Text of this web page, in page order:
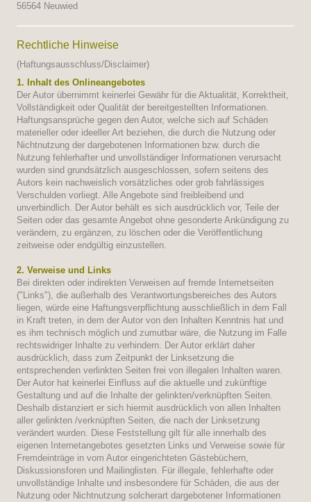
56564 Neuwied
Rechtliche Hinweise
(Haftungsausschluss/Disclaimer)
1. Inhalt des Onlineangebotes
Der Autor übernimmt keinerlei Gewähr für die Aktualität, Korrektheit,
Vollständigkeit oder Qualität der bereitgestellten Informationen.
Haftungsansprüche gegen den Autor, welche sich auf Schäden
materieller oder ideeller Art beziehen, die durch die Nutzung oder
Nichtnutzung der dargebotenen Informationen bzw. durch die
Nutzung fehlerhafter und unvollständiger Informationen verursacht
wurden sind grundsätzlich ausgeschlossen, sofern seitens des
Autors kein nachweislich vorsätzliches oder grob fahrlässiges
Verschulden vorliegt. Alle Angebote sind freibleibend und
unverbindlich. Der Autor behält es sich ausdrücklich vor, Teile der
Seiten oder das gesamte Angebot ohne gesonderte Ankündigung zu
verändern, zu ergänzen, zu löschen oder die Veröffentlichung
zeitweise oder endgültig einzustellen.
2. Verweise und Links
Bei direkten oder indirekten Verweisen auf fremde Internetseiten
("Links"), die außerhalb des Verantwortungsbereiches des Autors
liegen, würde eine Haftungsverpflichtung ausschließlich in dem Fall
in Kraft treten, in dem der Autor von den Inhalten Kenntnis hat und
es ihm technisch möglich und zumutbar wäre, die Nutzung im Falle
rechtswidriger Inhalte zu verhindern. Der Autor erklärt daher
ausdrücklich, dass zum Zeitpunkt der Linksetzung die
entsprechenden verlinkten Seiten frei von illegalen Inhalten waren.
Der Autor hat keinerlei Einfluss auf die aktuelle und zukünftige
Gestaltung und auf die Inhalte der gelinkten/verknüpften Seiten.
Deshalb distanziert er sich hiermit ausdrücklich von allen Inhalten
aller gelinkten /verknüpften Seiten, die nach der Linksetzung
verändert wurden. Diese Feststellung gilt für alle innerhalb des
eigenen Internetangebotes gesetzten Links und Verweise sowie für
Fremdeinträge in vom Autor eingerichteten Gästebüchern,
Diskussionsforen und Mailinglisten. Für illegale, fehlerhafte oder
unvollständige Inhalte und insbesondere für Schäden, die aus der
Nutzung oder Nichtnutzung solcherart dargebotener Informationen